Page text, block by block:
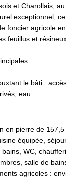
et Charollais,
exceptionnel,
foncier agricole
feuillus et
:
le bâti :
eau.
en pierre de 157,5
équipée,
WC,
salle de
agricoles :